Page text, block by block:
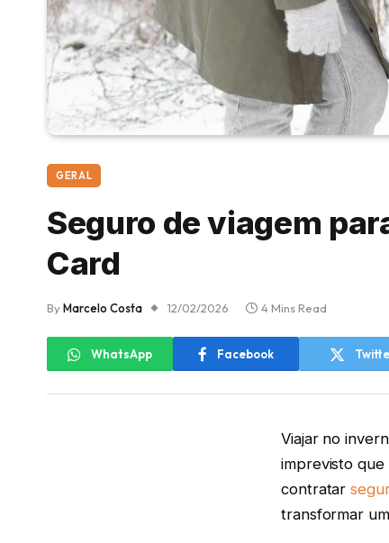
GERAL
Seguro de viagem
Card
ByMarcelo Costa 12/02/2026 4 Mins Read
WhatsApp Facebook
Viajar no
imprevisto
contratar
transformar